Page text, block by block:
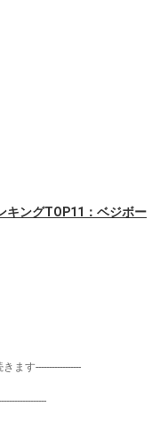
キングTOP11：ベジボー
ます-----------------